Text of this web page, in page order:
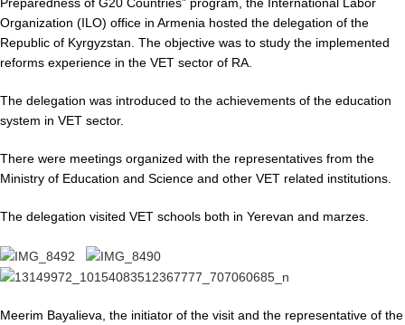
Preparedness of G20 Countries” program, the International Labor
Organization (ILO) office in Armenia hosted the delegation of the
Republic of Kyrgyzstan. The objective was to study the implemented
reforms experience in the VET sector of RA.
The delegation was introduced to the achievements of the education
system in VET sector.
There were meetings organized with the representatives from the
Ministry of Education and Science and other VET related institutions.
The delegation visited VET schools both in Yerevan and marzes.
Meerim Bayalieva, the initiator of the visit and the representative of the